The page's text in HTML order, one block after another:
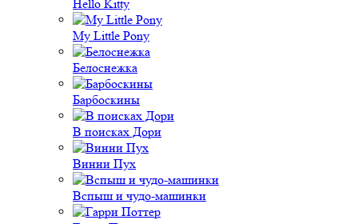
Hello Kitty
My Little Pony
Белоснежка
Барбоскины
В поисках Дори
Винни Пух
Вспыш и чудо-машинки